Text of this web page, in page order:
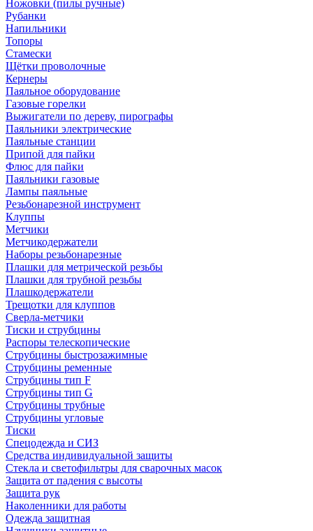
Ножовки (пилы ручные)
Рубанки
Напильники
Топоры
Стамески
Щётки проволочные
Кернеры
Паяльное оборудование
Газовые горелки
Выжигатели по дереву, пирографы
Паяльники электрические
Паяльные станции
Припой для пайки
Флюс для пайки
Паяльники газовые
Лампы паяльные
Резьбонарезной инструмент
Клуппы
Метчики
Метчикодержатели
Наборы резьбонарезные
Плашки для метрической резьбы
Плашки для трубной резьбы
Плашкодержатели
Трещотки для клуппов
Сверла-метчики
Тиски и струбцины
Распоры телескопические
Струбцины быстрозажимные
Струбцины ременные
Струбцины тип F
Струбцины тип G
Струбцины трубные
Струбцины угловые
Тиски
Спецодежда и СИЗ
Средства индивидуальной защиты
Стекла и светофильтры для сварочных масок
Защита от падения с высоты
Защита рук
Наколенники для работы
Одежда защитная